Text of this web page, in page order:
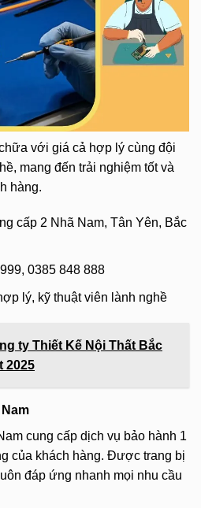
với giá cả hợp lý cùng đội
mang đến trải nghiệm tốt và
hàng.
cấp 2 Nhã Nam, Tân Yên, Bắc
0385 848 888
lý, kỹ thuật viên lành nghề
ty Thiết Kế Nội Thất Bắc
2025
cung cấp dịch vụ bảo hành 1
của khách hàng. Được trang bị
đáp ứng nhanh mọi nhu cầu